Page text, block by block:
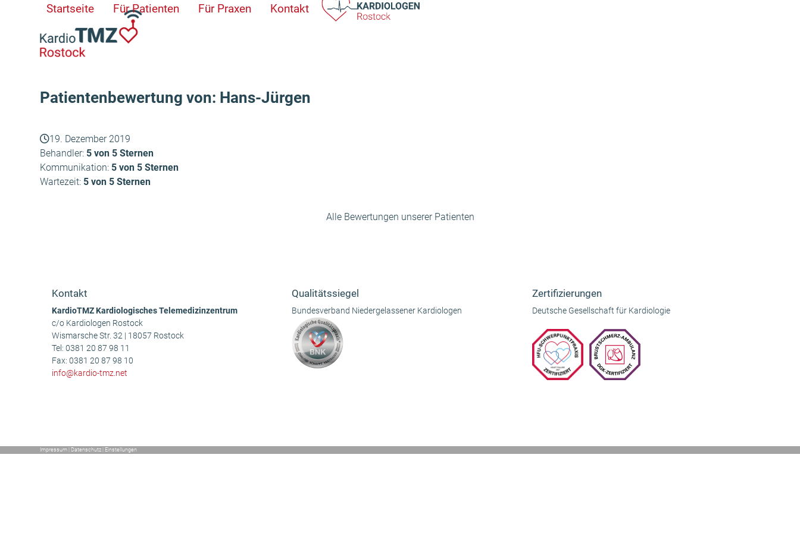
Startseite Für Patienten Für Praxen Kontakt
Patientenbewertung von: Hans-Jürgen
19. Dezember 2019
Behandler: 5 von 5 Sternen
Kommunikation: 5 von 5 Sternen
Wartezeit: 5 von 5 Sternen
Alle Bewertungen unserer Patienten
Kontakt
KardioTMZ Kardiologisches Telemedizinzentrum
c/o Kardiologen Rostock
Wismarsche Str. 32 | 18057 Rostock
Tel:0381 20 87 98 11
Fax: 0381 20 87 98 10
info@kardio-tmz.net
Qualitätssiegel
Bundesverband Niedergelassener Kardiologen
Zertifizierungen
Deutsche Gesellschaft für Kardiologie
Impressum Datenschutz Einstellungen